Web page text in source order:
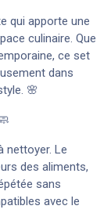
qui apporte une
culinaire. Que
ce set
dans
🌸
🧼
nettoyer. Le
des aliments,
sans
avec le